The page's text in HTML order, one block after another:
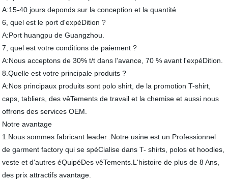
A:15-40 jours deponds sur la conception et la quantité
6, quel est le port d'expéDition ?
A:Port huangpu de Guangzhou.
7, quel est votre conditions de paiement ?
A:Nous acceptons de 30% t/t dans l'avance, 70 % avant l'expéDition.
8.Quelle est votre principale produits ?
A:Nos principaux produits sont polo shirt, de la promotion T-shirt,
caps, tabliers, des vêTements de travail et la chemise et aussi nous
offrons des services OEM.
Notre avantage
1.Nous sommes fabricant leader :Notre usine est un Professionnel
de garment factory qui se spéCialise dans T- shirts, polos et hoodies,
veste et d'autres éQuipéDes vêTements.L'histoire de plus de 8 Ans,
des prix attractifs avantage.